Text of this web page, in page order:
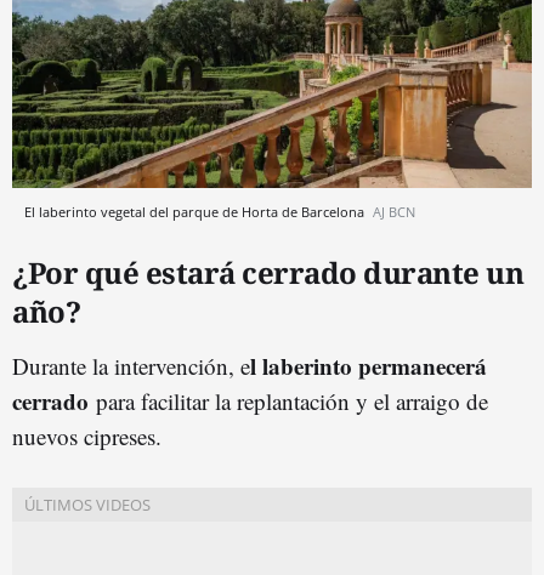
El laberinto vegetal del parque de Horta de Barcelona AJ BCN
¿Por qué estará cerrado durante un
año?
Durante la intervención, el laberinto permanecerá
cerrado para facilitar la replantación y el arraigo de
nuevos cipreses.